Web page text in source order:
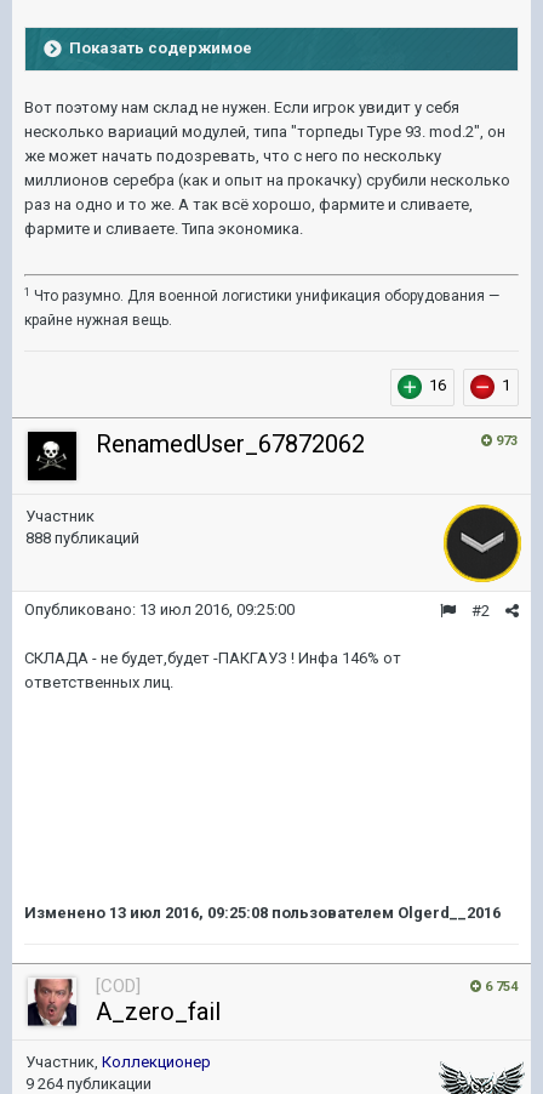
Показать содержимое
Вот поэтому нам склад не нужен. Если игрок увидит у себя
несколько вариаций модулей, типа "торпеды Type 93. mod.2", он
же может начать подозревать, что с него по нескольку
миллионов серебра (как и опыт на прокачку) срубили несколько
раз на одно и то же. А так всё хорошо, фармите и сливаете,
фармите и сливаете. Типа экономика.
1 Что разумно. Для военной логистики унификация оборудования —
крайне нужная вещь.
16 1
973
RenamedUser_67872062
Участник
888 публикаций
#2
Опубликовано: 13 июл 2016, 09:25:00
СКЛАДА - не будет,будет -ПАКГАУЗ ! Инфа 146% от
ответственных лиц.
Изменено 13 июл 2016, 09:25:08 пользователем Olgerd__2016
6 754
[COD]
A_zero_fail
Участник, Коллекционер
9 264 публикации